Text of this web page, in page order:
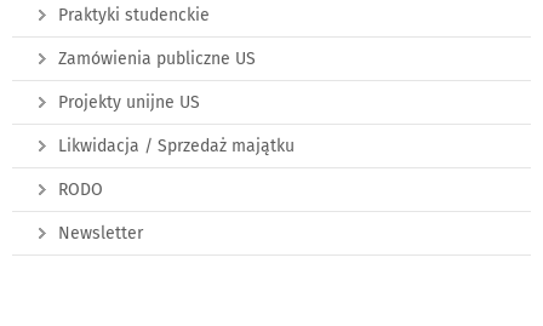
Praktyki studenckie
Zamówienia publiczne US
Projekty unijne US
Likwidacja / Sprzedaż majątku
RODO
Newsletter